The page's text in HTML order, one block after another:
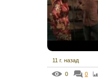
11 г. назад
0 0